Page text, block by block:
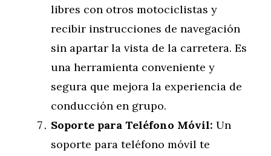
libres con otros motociclistas y
recibir instrucciones de navegación
sin apartar la vista de la carretera. Es
una herramienta conveniente y
segura que mejora la experiencia de
conducción en grupo.
Soporte para Teléfono Móvil: Un
soporte para teléfono móvil te